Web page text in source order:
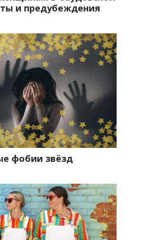
и предубеждения
фобии звёзд